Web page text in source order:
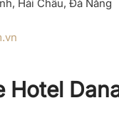
Hải Châu, Đà Nẵng
Hotel